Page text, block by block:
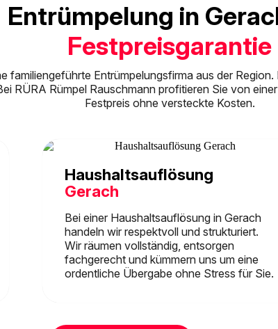
Entrümpelung in
Festpreisgarantie
familiengeführte Entrümpelungsfirma aus der Region.
RÜRA Rümpel Rauschmann profitieren Sie von
Festpreis ohne versteckte Kosten.
Haushaltsauflösung
Gerach
Bei einer Haushaltsauflösung in Gerach
handeln wir respektvoll und strukturiert.
Wir räumen vollständig, entsorgen
fachgerecht und kümmern uns um eine
ordentliche Übergabe ohne Stress für Sie.